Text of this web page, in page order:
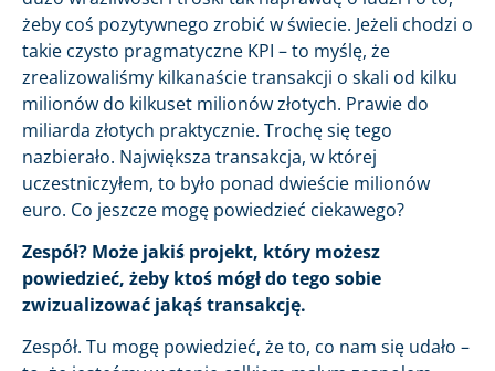
żeby coś pozytywnego zrobić w świecie. Jeżeli chodzi o
takie czysto pragmatyczne KPI – to myślę, że
zrealizowaliśmy kilkanaście transakcji o skali od kilku
milionów do kilkuset milionów złotych. Prawie do
miliarda złotych praktycznie. Trochę się tego
nazbierało. Największa transakcja, w której
uczestniczyłem, to było ponad dwieście milionów
euro. Co jeszcze mogę powiedzieć ciekawego?
Zespół? Może jakiś projekt, który możesz
powiedzieć, żeby ktoś mógł do tego sobie
zwizualizować jakąś transakcję.
Zespół. Tu mogę powiedzieć, że to, co nam się udało –